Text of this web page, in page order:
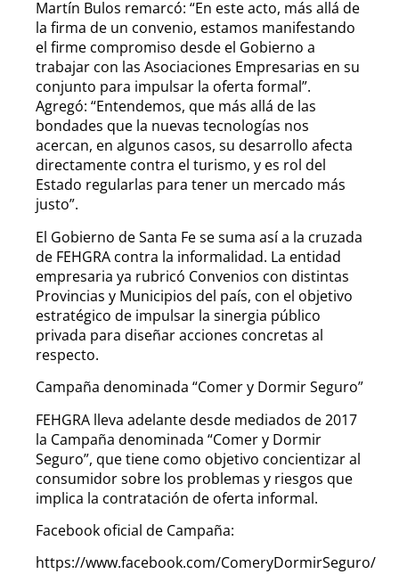
Martín Bulos remarcó: “En este acto, más allá de
la firma de un convenio, estamos manifestando
el firme compromiso desde el Gobierno a
trabajar con las Asociaciones Empresarias en su
conjunto para impulsar la oferta formal”.
Agregó: “Entendemos, que más allá de las
bondades que la nuevas tecnologías nos
acercan, en algunos casos, su desarrollo afecta
directamente contra el turismo, y es rol del
Estado regularlas para tener un mercado más
justo”.
El Gobierno de Santa Fe se suma así a la cruzada
de FEHGRA contra la informalidad. La entidad
empresaria ya rubricó Convenios con distintas
Provincias y Municipios del país, con el objetivo
estratégico de impulsar la sinergia público
privada para diseñar acciones concretas al
respecto.
Campaña denominada “Comer y Dormir Seguro”
FEHGRA lleva adelante desde mediados de 2017
la Campaña denominada “Comer y Dormir
Seguro”, que tiene como objetivo concientizar al
consumidor sobre los problemas y riesgos que
implica la contratación de oferta informal.
Facebook oficial de Campaña:
https://www.facebook.com/ComeryDormirSeguro/